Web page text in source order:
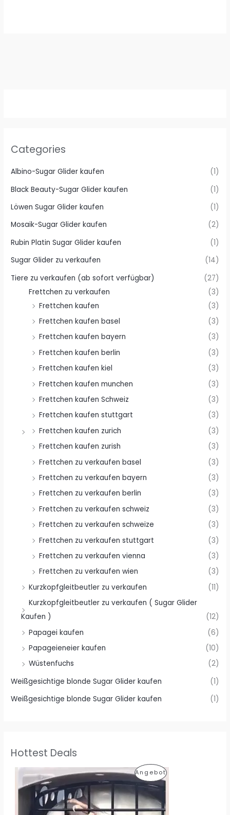
Categories
Albino-Sugar Glider kaufen
(1)
Black Beauty-Sugar Glider kaufen
(1)
Löwen Sugar Glider kaufen
(1)
Mosaik-Sugar Glider kaufen
(2)
Rubin Platin Sugar Glider kaufen
(1)
Sugar Glider zu verkaufen
(14)
Tiere zu verkaufen (ab sofort verfügbar)
(27)
Frettchen zu verkaufen
(3)
Frettchen kaufen
(3)
Frettchen kaufen basel
(3)
Frettchen kaufen bayern
(3)
Frettchen kaufen berlin
(3)
Frettchen kaufen kiel
(3)
Frettchen kaufen munchen
(3)
Frettchen kaufen Schweiz
(3)
Frettchen kaufen stuttgart
(3)
Frettchen kaufen zurich
(3)
Frettchen kaufen zurish
(3)
Frettchen zu verkaufen basel
(3)
Frettchen zu verkaufen bayern
(3)
Frettchen zu verkaufen berlin
(3)
Frettchen zu verkaufen schweiz
(3)
Frettchen zu verkaufen schweize
(3)
Frettchen zu verkaufen stuttgart
(3)
Frettchen zu verkaufen vienna
(3)
Frettchen zu verkaufen wien
(3)
Kurzkopfgleitbeutler zu verkaufen
(11)
Kurzkopfgleitbeutler zu verkaufen ( Sugar Glider
Kaufen )
(12)
Papagei kaufen
(6)
Papageieneier kaufen
(10)
Wüstenfuchs
(2)
Weißgesichtige blonde Sugar Glider kaufen
(1)
Weißgesichtige blonde Sugar Glider kaufen
(1)
Hottest Deals
AngebotP
O